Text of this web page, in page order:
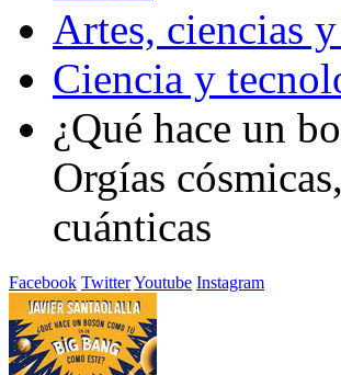
Artes, ciencias
Ciencia y
¿Qué hace un
Orgías
cuánticas
Facebook TwitterYoutube Instagram